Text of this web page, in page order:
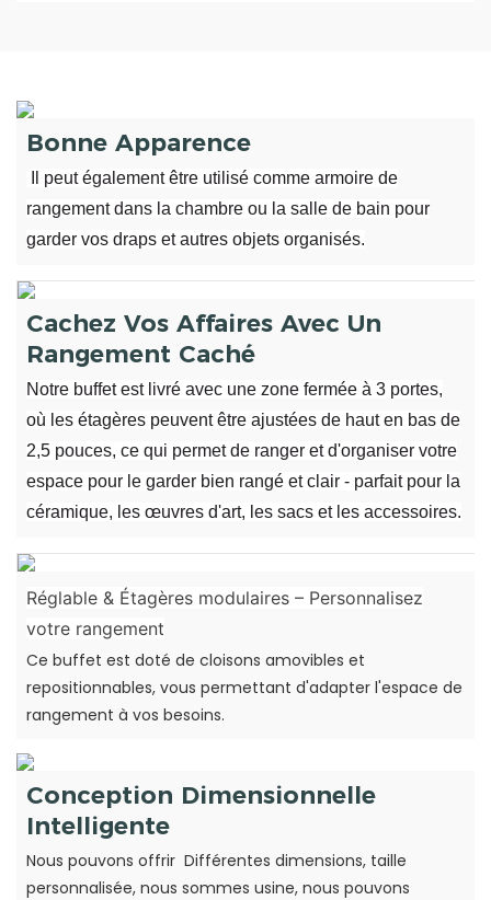
Bonne Apparence
Il peut également être utilisé comme armoire de
rangement dans la chambre ou la salle de bain pour
garder vos draps et autres objets organisés.
Cachez Vos Affaires Avec Un
Rangement Caché
Notre buffet est livré avec une zone fermée à 3 portes,
où les étagères peuvent être ajustées de haut en bas de
2,5 pouces, ce qui permet de ranger et d'organiser votre
espace pour le garder bien rangé et clair - parfait pour la
céramique, les œuvres d'art, les sacs et les accessoires.
Réglable & Étagères modulaires – Personnalisez
votre rangement
Ce buffet est doté de cloisons amovibles et
repositionnables, vous permettant d'adapter l'espace de
rangement à vos besoins.
Conception Dimensionnelle
Intelligente
Nous pouvons offrir Différentes dimensions, taille
personnalisée, nous sommes usine, nous pouvons